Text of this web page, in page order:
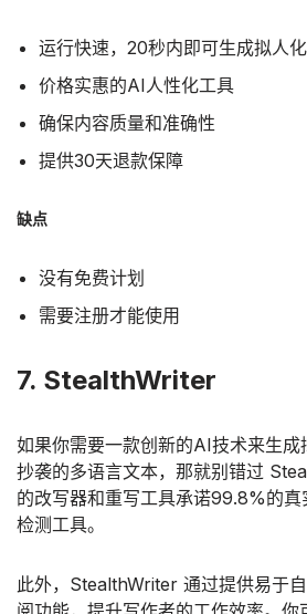
运行快速，20秒内即可生成拟人
价格实惠的AI人性化工具
确保内容质量和准确性
提供30天退款保障
缺点
没有免费计划
需要注册才能使用
7. StealthWriter
如果你需要一款创新的AI技术来生成
抄袭的多语言文本，那就别错过
的改写器和重写工具承诺99.8%的
检测工具。
此外，StealthWriter 通过提供易于